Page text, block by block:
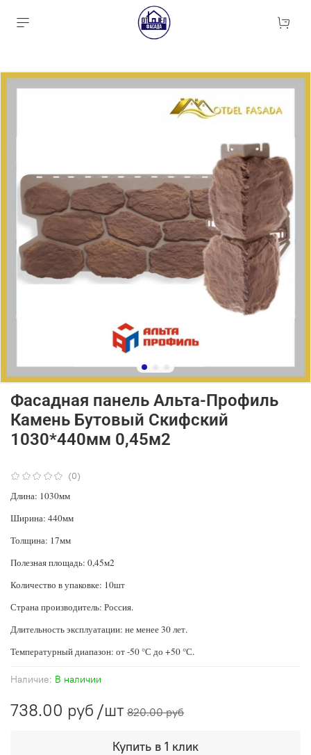
(0)
Наличие: В наличии
Фасадная панель Альта-Профиль
Камень Бутовый Скифский
1030*440мм 0,45м2
738.00 руб /шт 820.00 руб
Купить в 1 клик
Длина: 1030мм
Ширина: 440мм
Толщина: 17мм
Полезная площадь: 0,45м2
Количество в упаковке: 10шт
Страна производитель: Россия.
Длительность эксплуатации: не менее 30 лет.
Температурный диапазон: от -50 °С до +50 °С.